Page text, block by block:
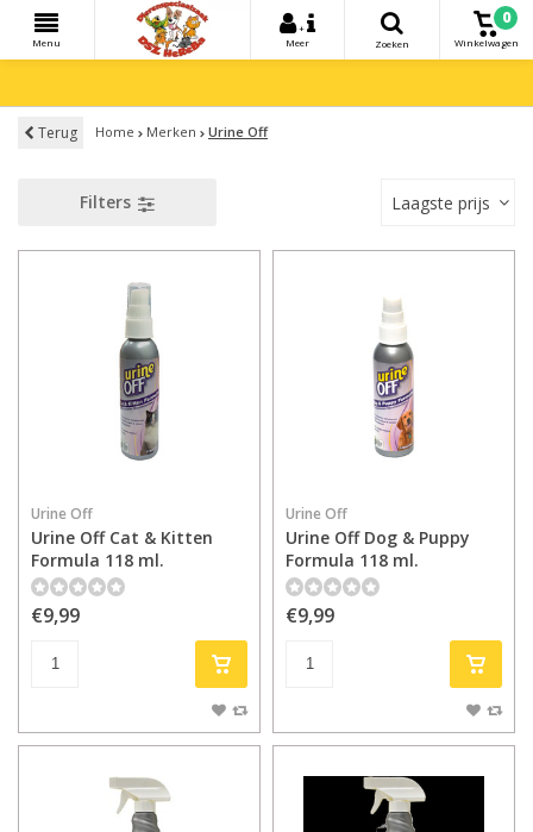
Menu
+
Meer
Zoeken
0
Winkelwagen
Terug Home Merken Urine Off
Filters Laagste prijs
Urine Off
Urine Off Cat & Kitten
Formula 118 ml.
€9,99
Urine Off
Urine Off Dog & Puppy
Formula 118 ml.
€9,99